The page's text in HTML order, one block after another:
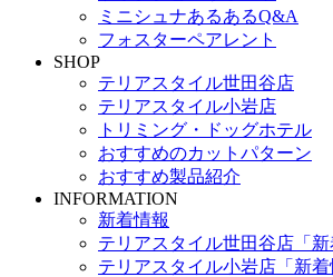
ミニシュナあるあるQ&A
フォスターペアレント
SHOP
テリアスタイル世田谷店
テリアスタイル小岩店
トリミング・ドッグホテル
おすすめのカットパターン
おすすめ製品紹介
INFORMATION
新着情報
テリアスタイル世田谷店「新
テリアスタイル小岩店「新着